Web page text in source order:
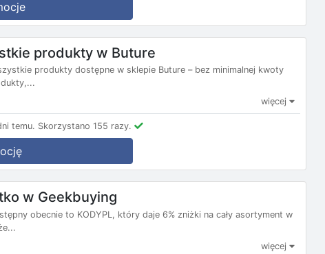
produkty w Buture
produkty dostępne w sklepie Buture – bez minimalnej kwoty
więcej
temu. Skorzystano 155 razy.
w Geekbuying
obecnie to KODYPL, który daje 6% zniżki na cały asortyment w
więcej